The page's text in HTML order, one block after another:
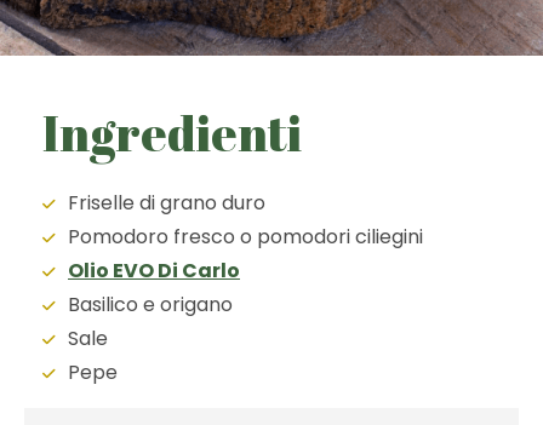
Ingredienti
Friselle di grano duro
Pomodoro fresco o pomodori ciliegini
Olio EVO Di Carlo
Basilico e origano
Sale
Pepe